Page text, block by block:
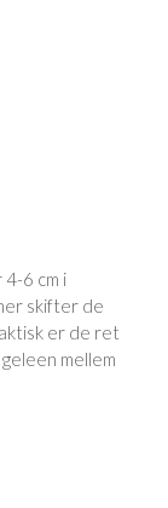
6 cm i
skifter de
er de ret
mellem